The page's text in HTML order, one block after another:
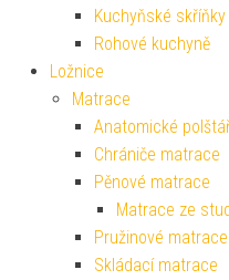
Kuchyňské skříňky
Rohové kuchyně
Ložnice
Matrace
Anatomické
Chrániče matrace
Pěnové matrace
Matrace ze
Pružinové matrace
Skládací matrace